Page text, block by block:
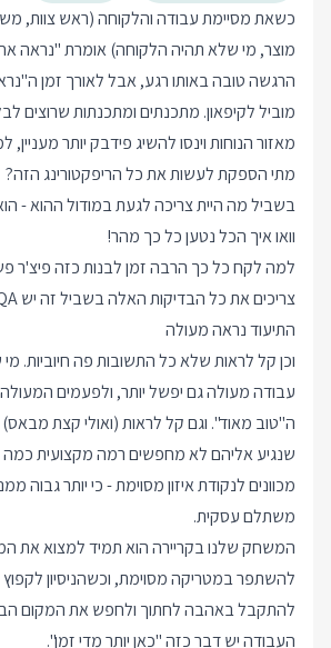
כשאת מסיימת עבודה והלקוחה (ראש צוות,
מוצר, מי שלא תהיה הלקוחה) אומרת "נראה
הרגשה טובה באותו רגע, אבל לאורך זמן
מוביל לקיפאון. מתכנתים ומתכנתות שרוצים
מאזור הנוחות וינסו להשיג פידבק יותר מעניין,
מתי הספקת לעשות את כל הריפקטורינג הזה?
בשביל מה היית צריכה לגעת במודול ההוא -
וואו איך הכל נטען כל כך מהר!
למה לקח כל כך הרבה זמן לבנות כזה פיצ'ר
צריכים את כל הבדיקות האלה בשביל זה יש QA
התיעוד נראה מעולה
וכן קל לראות שלא כל התשובות פה חיוביות.
עבודה מעולה גם יפשל יותר, ולפעמים
ה"טוב מאוד". וגם קל לראות (ואולי קצת
שנגיע אליהם לא מחפשים רמה מקצועית כמה
מכוונים לנקודת איזון מסוימת - כי יותר גבוה
משתלם עסקית.
המשחק שלנו בקריירה הוא תמיד למצוא את
להשתפר במטריקה מסוימת, וכשהניסיון לקפוץ
להתקבל באהבה לחתוך ולחפש את המקום
העבודה יש דבר כזה "כאן יותר מדי זמן".